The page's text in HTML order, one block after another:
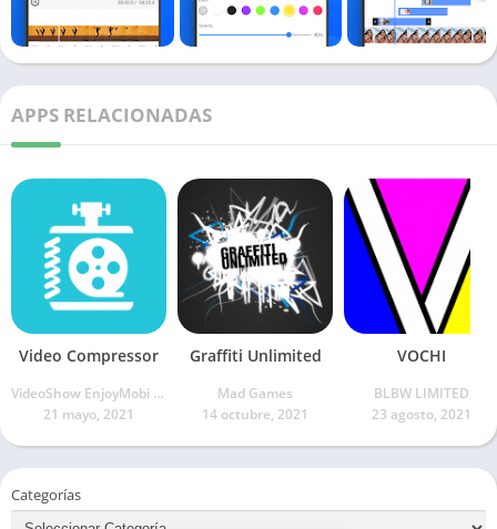
APPS RELACIONADAS
Video Compressor
VideoShow EnjoyMobi Video Editor & Video Maker Inc
21 mayo, 2021
Graffiti Unlimited
Mad Games
14 octubre, 2021
VOCHI
BLBW LIMITED
23 agosto, 2021
Categorías